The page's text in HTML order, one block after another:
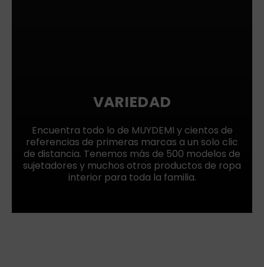
VARIEDAD
Encuentra todo lo de MUYDEMI y cientos de
referencias de primeras marcas a un solo clic
de distancia. Tenemos más de 500 modelos de
sujetadores y muchos otros productos de ropa
interior para toda la familia.